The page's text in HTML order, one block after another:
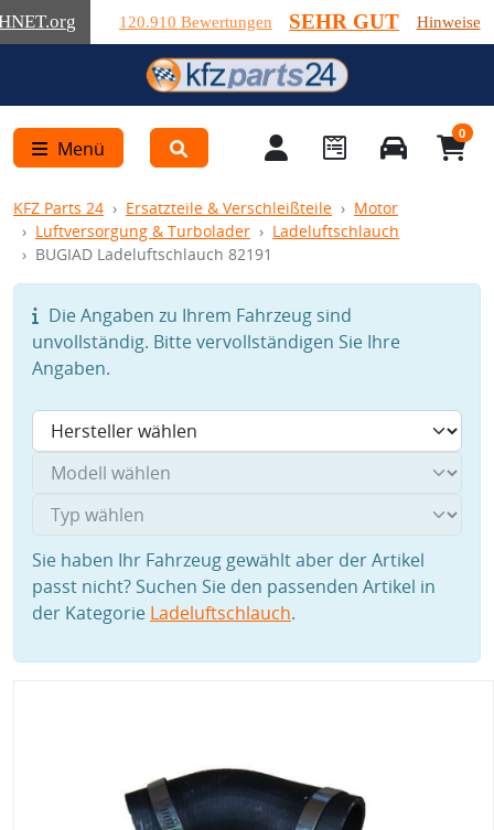
.org 120.910 Bewertungen SEHR GUT Hinweise
Menü
0
KFZ Parts 24 Ersatzteile & Verschleißteile
Motor
Luftversorgung & Turbolader
Ladeluftschlauch
BUGIAD Ladeluftschlauch 82191
Die Angaben zu Ihrem Fahrzeug sind
unvollständig. Bitte vervollständigen Sie Ihre
Angaben.
Sie haben Ihr Fahrzeug gewählt aber der Artikel
passt nicht? Suchen Sie den passenden Artikel in
der Kategorie Ladeluftschlauch.